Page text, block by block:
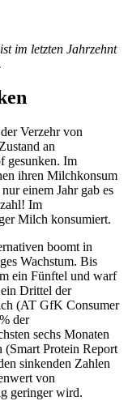
im letzten Jahrzehnt
Verzehr von
an
gesunken. Im
ihren Milchkonsum
einem Jahr gab es
Im
Milch konsumiert.
boomt in
Wachstum. Bis
ein Fünftel und warf
Drittel der
(AT GfK Consumer
der
sechs Monaten
Protein Report
sinkenden Zahlen
von
geringer wird.